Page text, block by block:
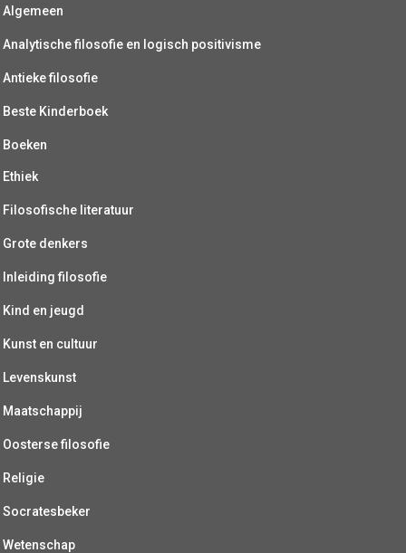
Algemeen
Analytische filosofie en logisch positivisme
Antieke filosofie
Beste Kinderboek
Boeken
Ethiek
Filosofische literatuur
Grote denkers
Inleiding filosofie
Kind en jeugd
Kunst en cultuur
Levenskunst
Maatschappij
Oosterse filosofie
Religie
Socratesbeker
Wetenschap